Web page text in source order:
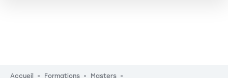
Fil d'Ariane
Accueil Formations
Masters